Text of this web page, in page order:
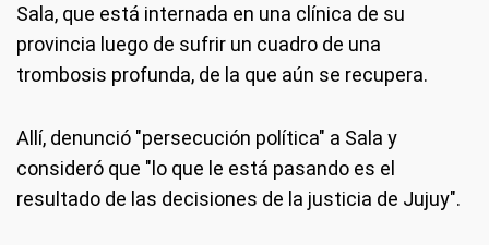
Sala, que está internada en una clínica de su
provincia luego de sufrir un cuadro de una
trombosis profunda, de la que aún se recupera.
Allí, denunció "persecución política" a Sala y
consideró que "lo que le está pasando es el
resultado de las decisiones de la justicia de Jujuy".